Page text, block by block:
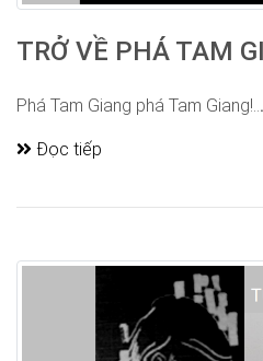
TRỞ VỀ PHÁ TAM
Phá Tam Giang phá Tam Giang!..
Đọc tiếp